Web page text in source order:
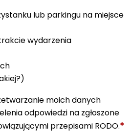
lub parkingu na miejsce
wydarzenia
moich danych
odpowiedzi na zgłoszone
przepisami RODO.*